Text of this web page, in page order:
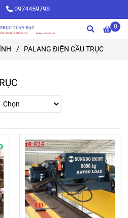
0974459798
0
/ PALANG ĐIỆN CẦU TRỤC